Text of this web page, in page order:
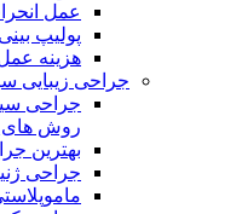
عمل
پولیپ بینی
هزینه
جراحی زیبایی
جراحی
روش های
بهترین
جراحی